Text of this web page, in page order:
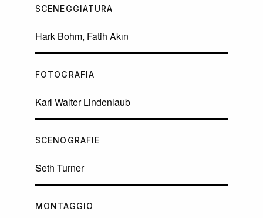
SCENEGGIATURA
Hark Bohm, Fatih Akın
FOTOGRAFIA
Karl Walter Lindenlaub
SCENOGRAFIE
Seth Turner
MONTAGGIO